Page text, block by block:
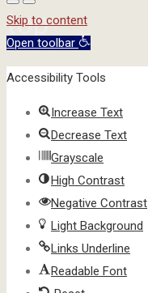
top
Skip to content
Open toolbar
Accessibility Tools
Increase Text
Decrease Text
Grayscale
High Contrast
Negative Contrast
Light Background
Links Underline
Readable Font